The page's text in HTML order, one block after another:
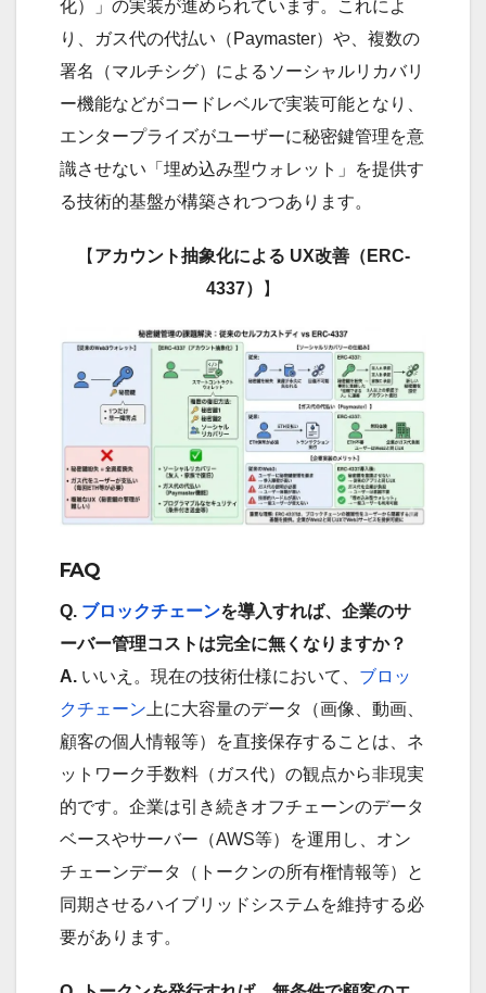
化）」の実装が進められています。これによ
り、ガス代の代払い（Paymaster）や、複数の
署名（マルチシグ）によるソーシャルリカバリ
ー機能などがコードレベルで実装可能となり、
エンタープライズがユーザーに秘密鍵管理を意
識させない「埋め込み型ウォレット」を提供す
る技術的基盤が構築されつつあります。
【 アカウント抽象化による UX改善（ERC-
4337）
】
FAQ
Q. ブロックチェーンを導入すれば、企業のサ
ーバー管理コストは完全に無くなりますか？
A. いいえ。現在の技術仕様において、 ブロッ
クチェーン上に大容量のデータ（画像、動画、
顧客の個人情報等）を直接保存することは、ネ
ットワーク手数料（ガス代）の観点から非現実
的です。企業は引き続きオフチェーンのデータ
ベースやサーバー（AWS等）を運用し、オン
チェーンデータ（トークンの所有権情報等）と
同期させるハイブリッドシステムを維持する必
要があります。